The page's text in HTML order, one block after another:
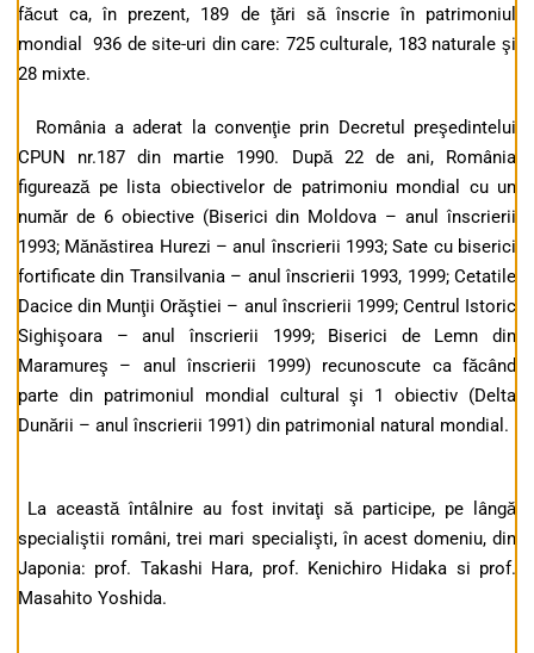
făcut ca, în prezent, 189 de ţări să înscrie în patrimoniul
mondial 936 de site-uri din care: 725 culturale, 183 naturale şi
28 mixte.
România a aderat la convenţie prin Decretul preşedintelui
CPUN nr.187 din martie 1990. După 22 de ani, România
figurează pe lista obiectivelor de patrimoniu mondial cu un
număr de 6 obiective (Biserici din Moldova – anul înscrierii
1993; Mănăstirea Hurezi – anul înscrierii 1993; Sate cu biserici
fortificate din Transilvania – anul înscrierii 1993, 1999; Cetatile
Dacice din Munţii Orăştiei – anul înscrierii 1999; Centrul Istoric
Sighişoara – anul înscrierii 1999; Biserici de Lemn din
Maramureş – anul înscrierii 1999) recunoscute ca făcând
parte din patrimoniul mondial cultural şi 1 obiectiv (Delta
Dunării – anul înscrierii 1991) din patrimonial natural mondial.
La această întâlnire au fost invitaţi să participe, pe lângă
specialiştii români, trei mari specialişti, în acest domeniu, din
Japonia: prof. Takashi Hara, prof. Kenichiro Hidaka si prof.
Masahito Yoshida.